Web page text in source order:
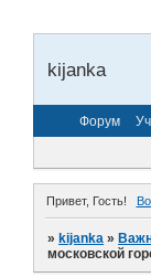
kijanka
Форум
Привет, Гость!
»kijanka »
московской